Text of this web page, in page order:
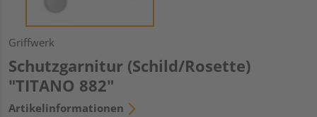
Griffwerk
Schutzgarnitur (Schild/Rosette)
"TITANO 882"
Artikelinformationen